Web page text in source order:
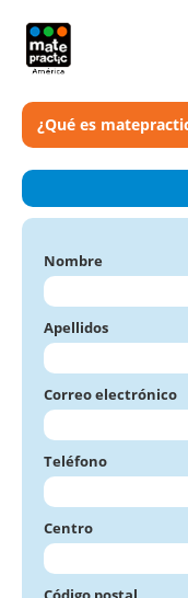
¿Qué es
Nombre
Apellidos
Correo electrónico
Teléfono
Centro